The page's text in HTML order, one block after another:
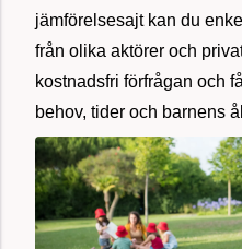
jämförelsesajt kan du
från olika aktörer och
kostnadsfri förfrågan och
behov, tider och barnens